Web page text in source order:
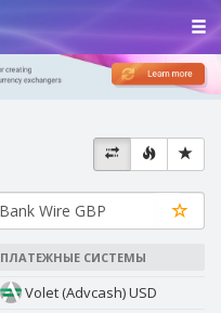
ПЛАТЕЖНЫЕ СИСТЕМЫ
Volet (Advcash) USD